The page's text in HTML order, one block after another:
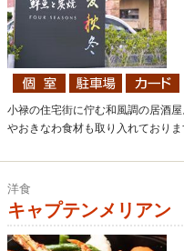
小禄の住宅街に佇む和風調の居酒
やおきなわ食材も取り入れておりま
洋食
キャプテンメリアン